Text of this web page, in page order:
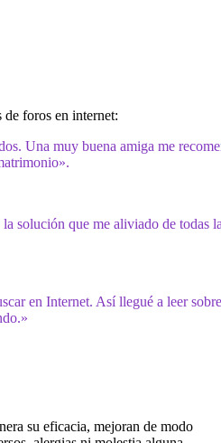
de foros en internet:
Una muy buena amiga me
solución que me aliviado de todas
en Internet. Así llegué a leer sobre
su eficacia, mejoran de modo